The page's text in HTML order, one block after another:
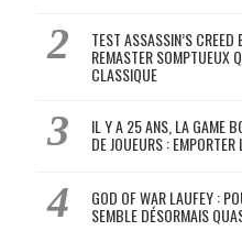
TEST ASSASSIN’S
REMASTER SOMPTUEUX
CLASSIQUE
IL Y A 25 ANS, LA GAME
DE JOUEURS :
GOD OF WAR LAUFEY :
SEMBLE DÉSORMAIS